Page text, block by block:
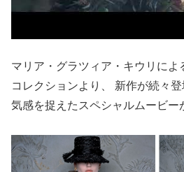
マリア・グラツィア・キウリによ
コレクションより、 新作が続々
気感を捉えたスペシャルムービー